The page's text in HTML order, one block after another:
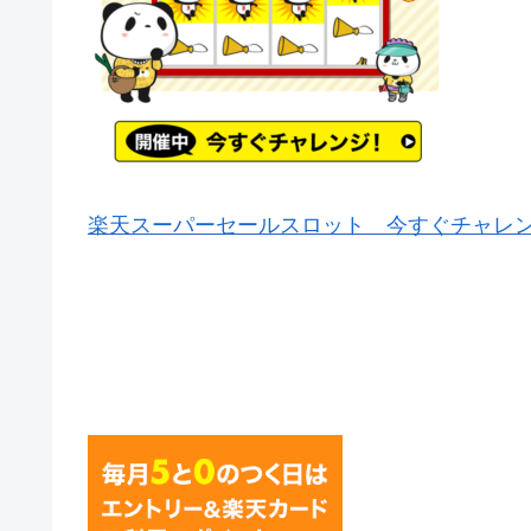
楽天スーパーセールスロット 今すぐチャレ